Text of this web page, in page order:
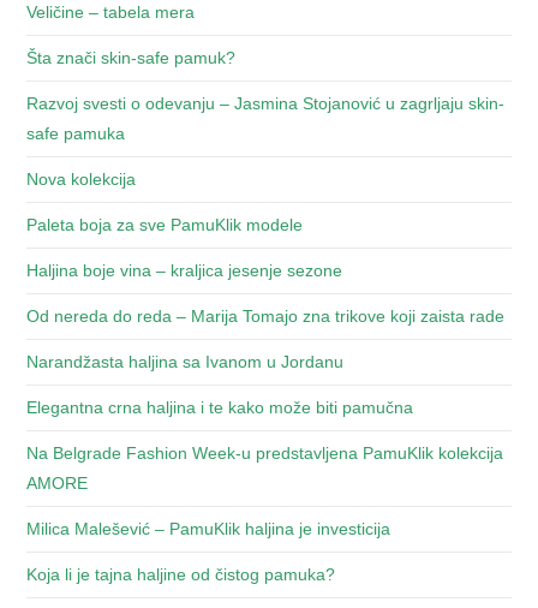
Veličine – tabela mera
Šta znači skin-safe pamuk?
Razvoj svesti o odevanju – Jasmina Stojanović u zagrljaju skin-
safe pamuka
Nova kolekcija
Paleta boja za sve PamuKlik modele
Haljina boje vina – kraljica jesenje sezone
Od nereda do reda – Marija Tomajo zna trikove koji zaista rade
Narandžasta haljina sa Ivanom u Jordanu
Elegantna crna haljina i te kako može biti pamučna
Na Belgrade Fashion Week-u predstavljena PamuKlik kolekcija
AMORE
Milica Malešević – PamuKlik haljina je investicija
Koja li je tajna haljine od čistog pamuka?